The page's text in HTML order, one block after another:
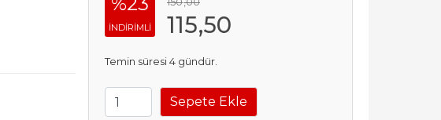
INDIRIMLI 115,50
Temin süresi 4 gündür.
Sepete Ekle